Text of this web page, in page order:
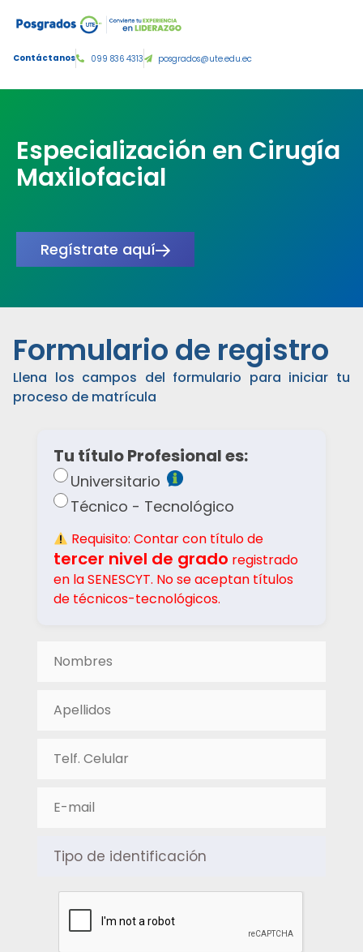
Contáctanos 099 836 4313 posgrados@ute.edu.ec
Especialización en Cirugía
Maxilofacial
Regístrate aquí
Formulario de registro
Llena los campos del formulario para iniciar tu
proceso de matrícula
Tu título Profesional es:
Universitario
Técnico - Tecnológico
Requisito: Contar con título de
tercer nivel de grado registrado
en la SENESCYT. No se aceptan títulos
de técnicos-tecnológicos.
Tercer nivel de grado: